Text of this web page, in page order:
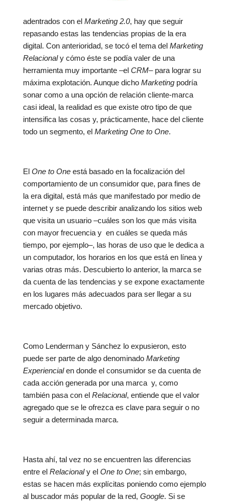
adentrados con el Marketing 2.0, hay que seguir
repasando estas las tendencias propias de la era
digital. Con anterioridad, se tocó el tema del Marketing
Relacionaly cómo éste se podía valer de una
herramienta muy importante –el CRM– para lograr su
máxima explotación. Aunque dicho Marketingpodría
sonar como a una opción de relación cliente-marca
casi ideal, la realidad es que existe otro tipo de que
intensifica las cosas y, prácticamente, hace del cliente
todo un segmento, el Marketing One to One.
El One to Oneestá basado en la focalización del
comportamiento de un consumidor que, para fines de
la era digital, está más que manifestado por medio de
internet y se puede describir analizando los sitios web
que visita un usuario –cuáles son los que más visita
con mayor frecuencia y en cuáles se queda más
tiempo, por ejemplo–, las horas de uso que le dedica a
un computador, los horarios en los que está en línea y
varias otras más. Descubierto lo anterior, la marca se
da cuenta de las tendencias y se expone exactamente
en los lugares más adecuados para ser llegar a su
mercado objetivo.
Como Lenderman y Sánchez lo expusieron, esto
puede ser parte de algo denominado Marketing
Experiencialen donde el consumidor se da cuenta de
cada acción generada por una marca y, como
también pasa con el Relacional, entiende que el valor
agregado que se le ofrezca es clave para seguir o no
seguir a determinada marca.
Hasta ahí, tal vez no se encuentren las diferencias
entre el Relacionaly el One to One; sin embargo,
estas se hacen más explícitas poniendo como ejemplo
al buscador más popular de la red, Google. Si se